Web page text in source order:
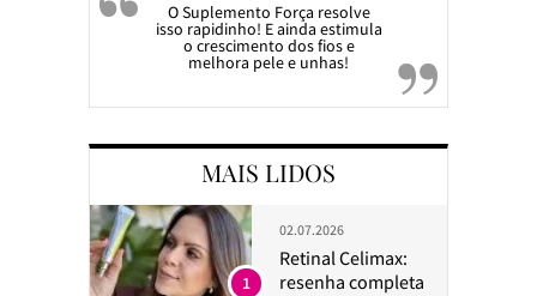
O Suplemento Força resolve
isso rapidinho! E ainda estimula
o crescimento dos fios e
melhora pele e unhas!
MAIS LIDOS
02.07.2026
Retinal Celimax:
resenha completa
1